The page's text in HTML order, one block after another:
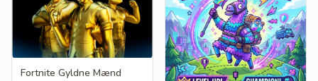
Fortnite Gyldne Mænd